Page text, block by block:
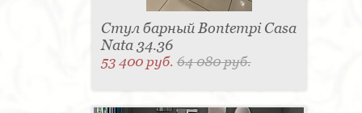
Стул барный Bontempi Casa
Nata 34.36
53 400 руб.64 080 руб.